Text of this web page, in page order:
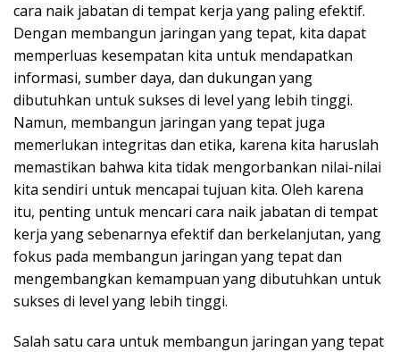
cara naik jabatan di tempat kerja yang paling efektif.
Dengan membangun jaringan yang tepat, kita dapat
memperluas kesempatan kita untuk mendapatkan
informasi, sumber daya, dan dukungan yang
dibutuhkan untuk sukses di level yang lebih tinggi.
Namun, membangun jaringan yang tepat juga
memerlukan integritas dan etika, karena kita haruslah
memastikan bahwa kita tidak mengorbankan nilai-nilai
kita sendiri untuk mencapai tujuan kita. Oleh karena
itu, penting untuk mencari cara naik jabatan di tempat
kerja yang sebenarnya efektif dan berkelanjutan, yang
fokus pada membangun jaringan yang tepat dan
mengembangkan kemampuan yang dibutuhkan untuk
sukses di level yang lebih tinggi.
Salah satu cara untuk membangun jaringan yang tepat